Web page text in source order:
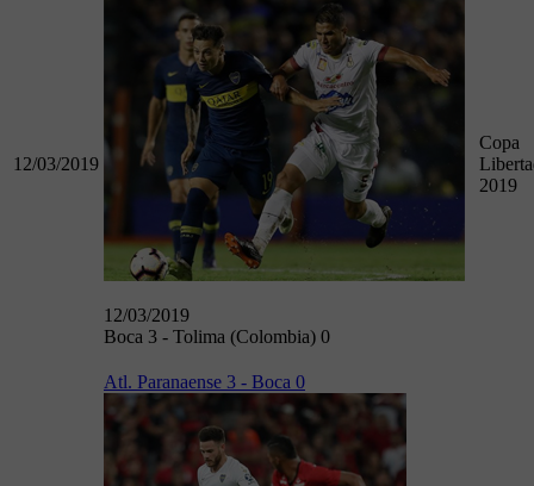
12/03/2019
12/03/2019
Boca 3 - Tolima (Colombia) 0
Copa
2019
Atl. Paranaense 3 - Boca 0